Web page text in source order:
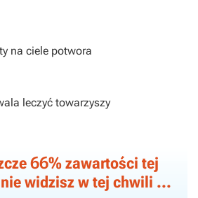
na ciele potwora
leczyć towarzyszy
66% zawartości tej
widzisz w tej chwili ...